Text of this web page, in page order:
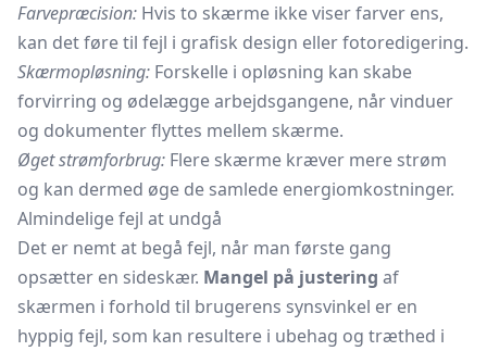
Farvepræcision: Hvis to skærme ikke viser farver ens,
kan det føre til fejl i grafisk design eller fotoredigering.
Skærmopløsning: Forskelle i opløsning kan skabe
forvirring og ødelægge arbejdsgangene, når vinduer
og dokumenter flyttes mellem skærme.
Øget strømforbrug: Flere skærme kræver mere strøm
og kan dermed øge de samlede energiomkostninger.
Almindelige fejl at undgå
Det er nemt at begå fejl, når man første gang
opsætter en sideskær. Mangel på justering af
skærmen i forhold til brugerens synsvinkel er en
hyppig fejl, som kan resultere i ubehag og træthed i